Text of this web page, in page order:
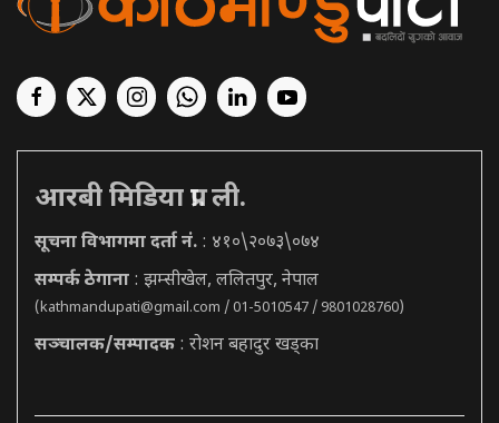
आरबी मिडिया प्रा. ली.
सूचना विभागमा दर्ता नं. : ४१०\२०७३\०७४
सम्पर्क ठेगाना : झम्सीखेल, ललितपुर, नेपाल
(kathmandupati@gmail.com / 01-5010547 / 9801028760)
सञ्चालक/सम्पादक : रोशन बहादुर खड्का